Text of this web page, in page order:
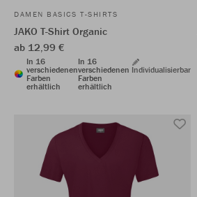
DAMEN BASICS T-SHIRTS
JAKO T-Shirt Organic
ab 12,99 €
In 16
verschiedenen
Farben
erhältlich
In 16
verschiedenen
Farben
erhältlich
Individualisierbar